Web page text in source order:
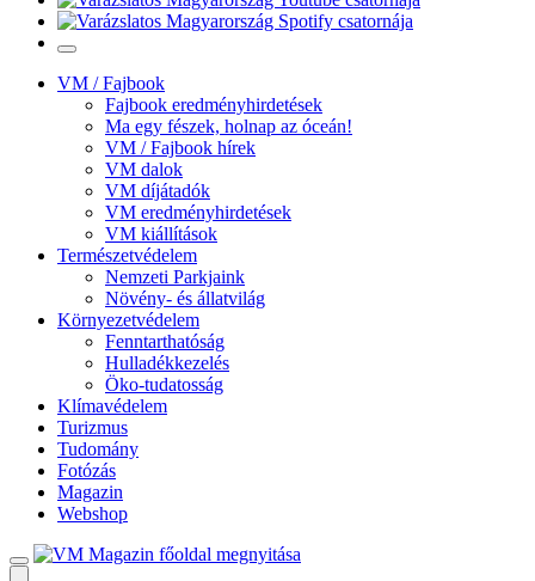
VM / Fajbook
Fajbook eredményhirdetések
Ma egy fészek, holnap az óceán!
VM / Fajbook hírek
VM dalok
VM díjátadók
VM eredményhirdetések
VM kiállítások
Természetvédelem
Nemzeti Parkjaink
Növény- és állatvilág
Környezetvédelem
Fenntarthatóság
Hulladékkezelés
Öko-tudatosság
Klímavédelem
Turizmus
Tudomány
Fotózás
Magazin
Webshop